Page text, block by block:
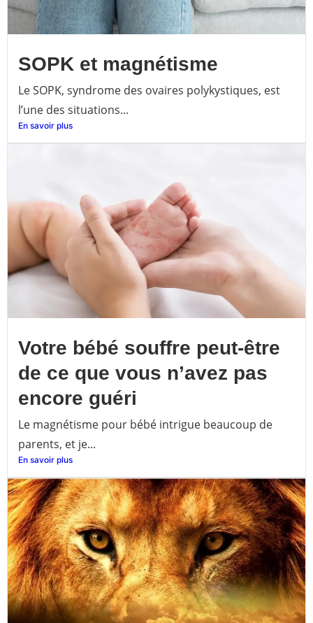
SOPK et magnétisme
Le SOPK, syndrome des ovaires polykystiques, est
l’une des situations...
En savoir plus
Votre bébé souffre peut-être
de ce que vous n’avez pas
encore guéri
Le magnétisme pour bébé intrigue beaucoup de
parents, et je...
En savoir plus